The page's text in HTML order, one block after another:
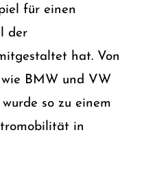
für einen
der
hat. Von
BMW und VW
so zu einem
in